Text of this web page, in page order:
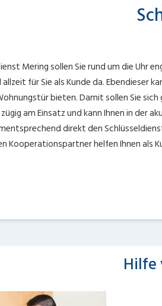
Mering sollen Sie rund um die Uhr
für Sie als Kunde da. Ebendieser
bieten. Damit sollen Sie
am Einsatz und kann Ihnen in der
direkt den
Kooperationspartner helfen Ihnen als
Hilfe